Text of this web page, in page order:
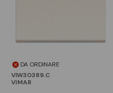
DA ORDINARE
VIW30389.C
VIMAR